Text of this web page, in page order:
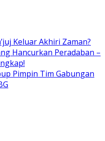
Keluar Akhiri Zaman?
Hancurkan Peradaban –
Pimpin Tim Gabungan